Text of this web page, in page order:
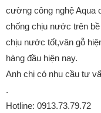
cường công nghệ Aqua
chống chịu nước trên
chịu nước tốt,vân gỗ
hàng đầu hiện nay.
Anh chị có nhu cầu tư
.
Hotline: 0913.73.79.72